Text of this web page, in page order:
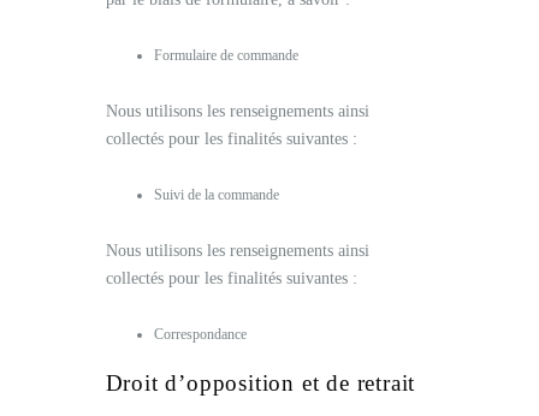
Formulaire de commande
Nous utilisons les renseignements ainsi
collectés pour les finalités suivantes :
Suivi de la commande
Nous utilisons les renseignements ainsi
collectés pour les finalités suivantes :
Correspondance
Droit d’opposition et de retrait